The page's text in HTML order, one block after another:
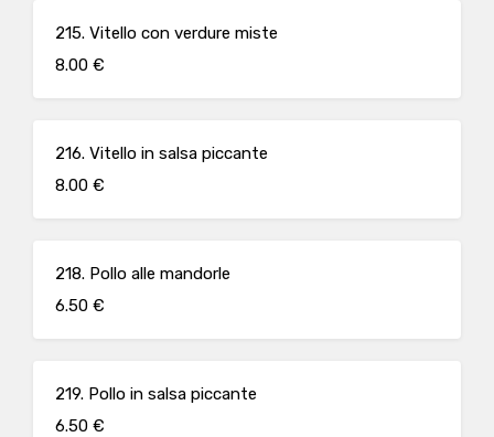
215. Vitello con verdure miste
8.00 €
216. Vitello in salsa piccante
8.00 €
218. Pollo alle mandorle
6.50 €
219. Pollo in salsa piccante
6.50 €